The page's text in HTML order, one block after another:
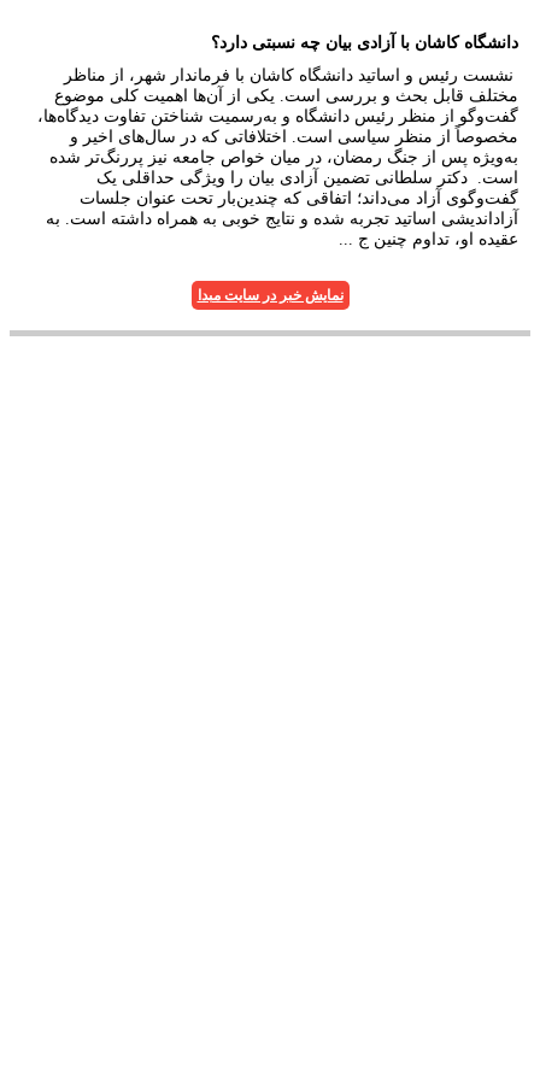
دانشگاه کاشان با آزادی بیان چه نسبتی دارد؟
نشست رئیس و اساتید دانشگاه کاشان با فرماندار شهر، از مناظر
مختلف قابل بحث و بررسی است. یکی از آن‌ها اهمیت کلی موضوع
گفت‌وگو از منظر رئیس دانشگاه و به‌رسمیت شناختن تفاوت دیدگاه‌ها،
مخصوصاً از منظر سیاسی است. اختلافاتی که در سال‌های اخیر و
به‌ویژه پس از جنگ رمضان، در میان خواص جامعه نیز پررنگ‌تر شده
است. دکتر سلطانی تضمین آزادی بیان را ویژگی حداقلی یک
گفت‌وگوی آزاد می‌داند؛ اتفاقی که چندین‌بار تحت عنوان جلسات
آزاداندیشی اساتید تجربه شده و نتایج خوبی به همراه داشته است. به
عقیده او، تداوم چنین ج ...
نمایش خبر در سایت مبدا